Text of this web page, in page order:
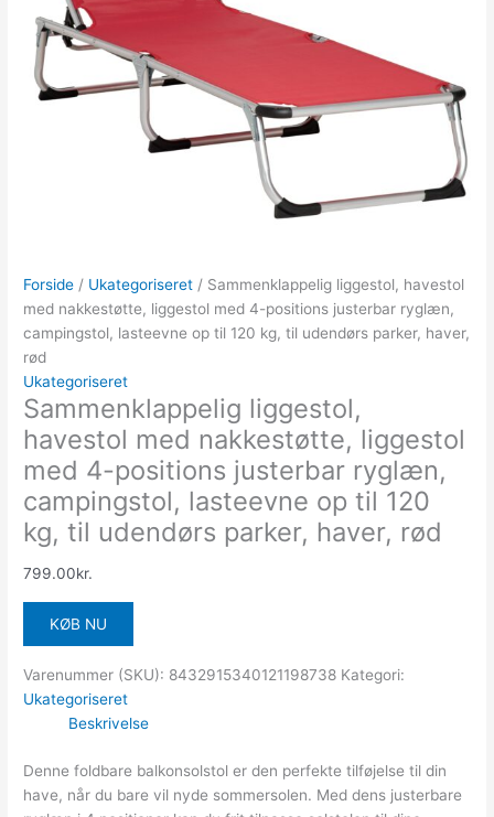
Forside / Ukategoriseret / Sammenklappelig liggestol, havestol
med nakkestøtte, liggestol med 4-positions justerbar ryglæn,
campingstol, lasteevne op til 120 kg, til udendørs parker, haver,
rød
Ukategoriseret
Sammenklappelig liggestol,
havestol med nakkestøtte, liggestol
med 4-positions justerbar ryglæn,
campingstol, lasteevne op til 120
kg, til udendørs parker, haver, rød
799.00kr.
KØB NU
Varenummer (SKU): 8432915340121198738 Kategori:
Ukategoriseret
Beskrivelse
Denne foldbare balkonsolstol er den perfekte tilføjelse til din
have, når du bare vil nyde sommersolen. Med dens justerbare